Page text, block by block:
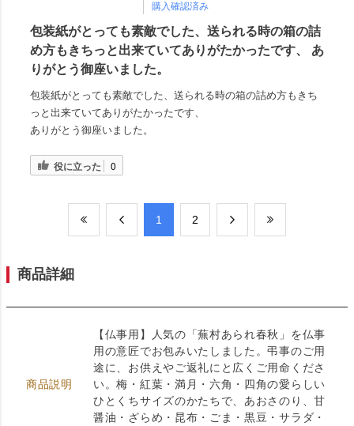
購入確認済み
包装紙がとっても素敵でした、送られる時の箱の詰
め方もきちっと出来ていてありがたかったです、 あ
りがとう御座いました。
包装紙がとっても素敵でした、送られる時の箱の詰め方もきち
っと出来ていてありがたかったです、
ありがとう御座いました。
役に立った 0
​1 ​2
商品詳細
商品説明
【仏事用】人気の「蕪村あられ春秋」を仏事
用の意匠でお包みいたしました。弔事のご用
途に、お供えやご返礼にと広くご用命くださ
い。梅・紅葉・満月・六角・四角の愛らしい
ひとくちサイズのかたちで、あおさのり、甘
醤油・ざらめ・昆布・ごま・黒豆・サラダ・